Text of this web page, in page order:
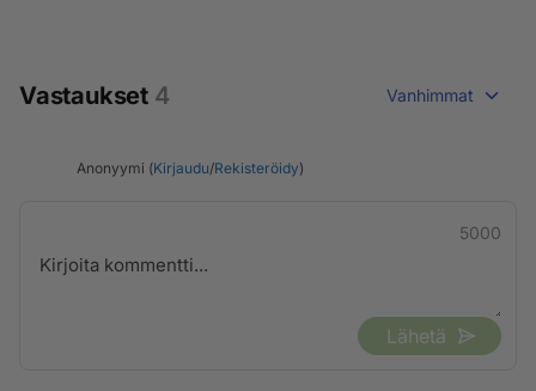
Vastaukset 4 Vanhimmat
Anonyymi (Kirjaudu/Rekisteröidy)
5000
Lähetä